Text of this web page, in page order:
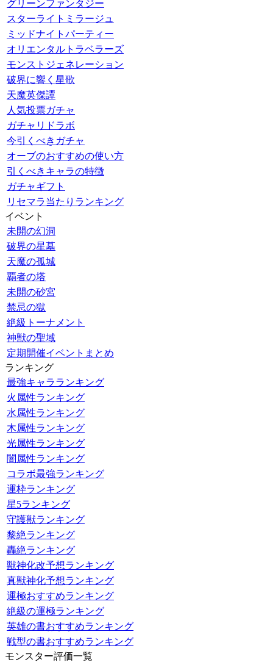
グリーンファンタジー
スターライトミラージュ
ミッドナイトパーティー
オリエンタルトラベラーズ
モンストジェネレーション
破界に響く星歌
天魔英傑譚
人気投票ガチャ
ガチャリドラボ
今引くべきガチャ
オーブのおすすめの使い方
引くべきキャラの特徴
ガチャギフト
リセマラ当たりランキング
イベント
未開の幻洞
破界の星墓
天魔の孤城
覇者の塔
未開の砂宮
禁忌の獄
絶級トーナメント
神獣の聖域
定期開催イベントまとめ
ランキング
最強キャラランキング
火属性ランキング
水属性ランキング
木属性ランキング
光属性ランキング
闇属性ランキング
コラボ最強ランキング
運枠ランキング
星5ランキング
守護獣ランキング
黎絶ランキング
轟絶ランキング
獣神化改予想ランキング
真獣神化予想ランキング
運極おすすめランキング
絶級の運極ランキング
英雄の書おすすめランキング
戦型の書おすすめランキング
モンスター評価一覧